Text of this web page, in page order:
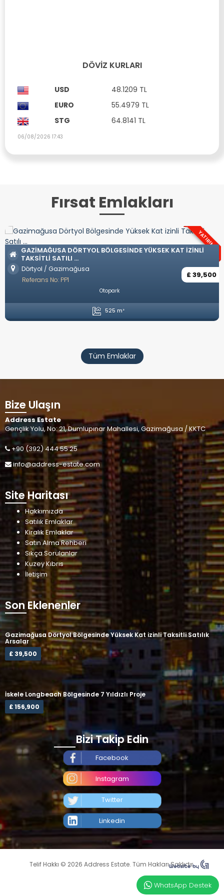
DÖVIZ KURLARI
USD
48.1209 TL
EURO
55.4979 TL
STG
64.8141 TL
06/08/2026 17:43
Fırsat Emlakları
OZANKÖY BÖLGESINDE TÜRK KOÇANLI LÜKS VILLALAR
Ozanköy / Girne
£
Referans No: YP57
Eşyasız Amerikan Mutfak
Tüm Emlaklar
Bize Ulaşın
Address Estate
Gençlik Yolu, No: 21, Dumlupınar Mahallesi, Gazimağusa / KKTC
+90 (392) 444 55 25
info@address-estate.com
Site Haritası
Hakkımızda
Satılık Emlaklar
Kiralık Emlaklar
Satın Alma Rehberi
Sıkça Sorulanlar
Kuzey Kıbrıs
İletişim
Son Eklenenler
Gazimağusa Dörtyol Bölgesinde Yüksek Kat izinli Taksitli Satılık
Arsalar
£ 39,500
İskele Longbeach Bölgesinde 7 Yıldızlı Proje
£ 156,900
Bizi Takip Edin
Facebook
Instagram
Twitter
Linkedin
Telif Hakkı © 2026 Address Estate. Tüm Hakları Saklıdır.
WhatsApp Destek